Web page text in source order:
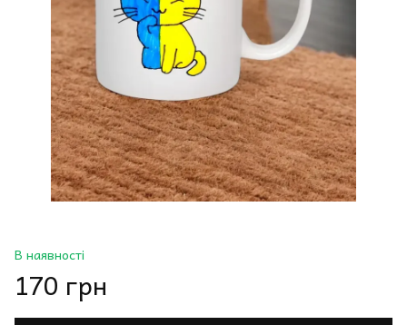
В наявності
170 грн